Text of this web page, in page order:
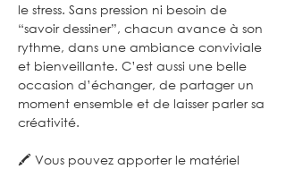
le stress. Sans pression ni besoin de
“savoir dessiner”, chacun avance à son
rythme, dans une ambiance conviviale
et bienveillante. C’est aussi une belle
occasion d’échanger, de partager un
moment ensemble et de laisser parler sa
créativité.
🖍️ Vous pouvez apporter le matériel